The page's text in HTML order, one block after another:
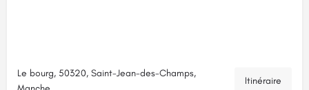
Le bourg, 50320, Saint-Jean-des-Champs,
Itinéraire